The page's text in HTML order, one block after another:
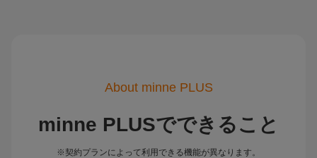
About minne PLUS
minne PLUSでできること
※契約プランによって利用できる機能が異なります。